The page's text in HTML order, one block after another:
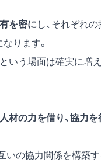
を密に し、それぞれの
ります。
いう場面は確実に増え
材の力を借り、協力を
いの協力関係を構築す